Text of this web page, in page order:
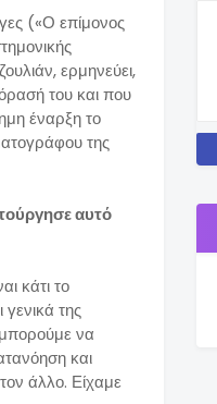
(«Ο επίμονος
ερμηνεύει,
του και που
έναρξη το
της
αυτό
κάτι το
της
να
και
άλλο. Είχαμε